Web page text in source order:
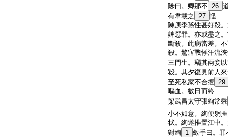
陟曰。卿那不 26
有韋載之
27 怪
陳庾季孫性甚好殺
婢愆罪。亦或盡之
斷殺。此病當差。
殺。驚寤戰悸汗流
三門生。竊其兩妾
殺。其夕復見前人
至死私家不合擅 29
嘔血。數日而終
梁武昌太守張絢常乘
小不如意。絢便躬
状。絢遂推置江中
對絢 1 斂手曰。罪